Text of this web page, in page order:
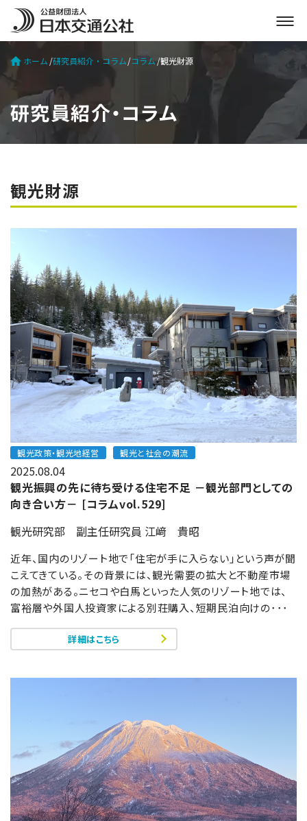
メ
ニ
ュ
開
ホーム 研究員紹介・コラム コラム 観光財源
研究員紹介・コラム
観光財源
観光政策・観光地経営 観光と社会の潮流
2025.08.04
観光振興の先に待ち受ける住宅不足 －観光部門としての
向き合い方－ [コラムvol.529]
観光研究部 副主任研究員 江﨑 貴昭
近年、国内のリゾート地で「住宅が手に入らない」という声が聞
こえてきている。その背景には、観光需要の拡大と不動産市場
の加熱がある。ニセコや白馬といった人気のリゾート地では、
富裕層や外国人投資家による別荘購入、短期民泊向けの･･･
詳細はこちら